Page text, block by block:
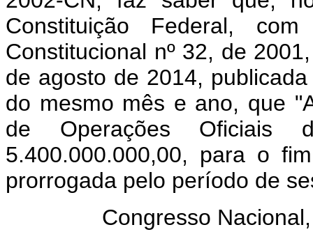
Constituição Federal,
Constitucional nº 32, de
de agosto de 2014,
do mesmo mês e ano, que
de Operações
5.400.000.000,00, para o
prorrogada pelo período de
Congresso